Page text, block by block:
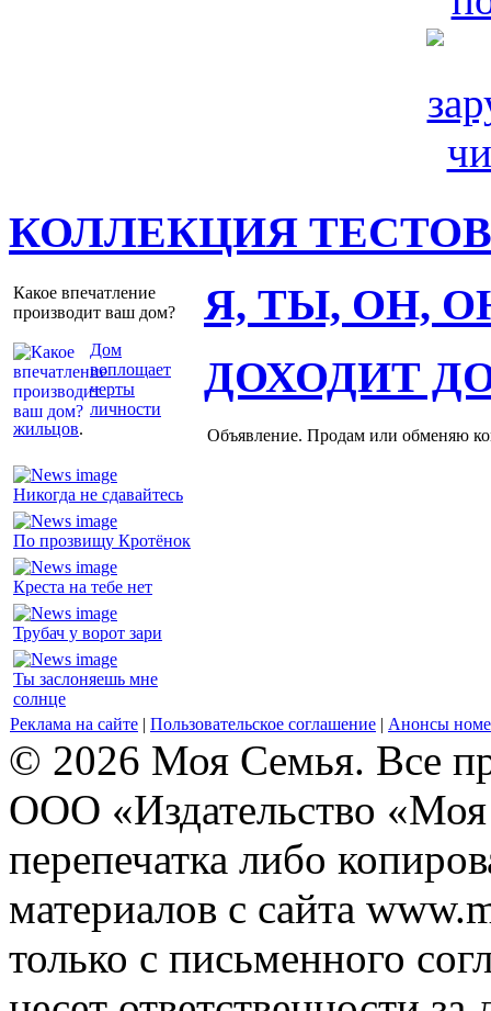
КОЛЛЕКЦИЯ ТЕСТОВ
Какое впечатление
производит ваш дом?
Дом
воплощает
черты
личности
жильцов.
Я, ТЫ, ОН,
Никогда не сдавайтесь
По прозвищу Кротёнок
Креста на тебе нет
Трубач у ворот зари
Ты заслоняешь мне
солнце
ДОХОДИТ
Объявление. Продам или обменяю
Реклама на сайте | Пользовательское соглашение | Анонсы
© 2026 Моя Семья. Все
ООО «Издательство
перепечатка либо
материалов с сайта
только с письменного